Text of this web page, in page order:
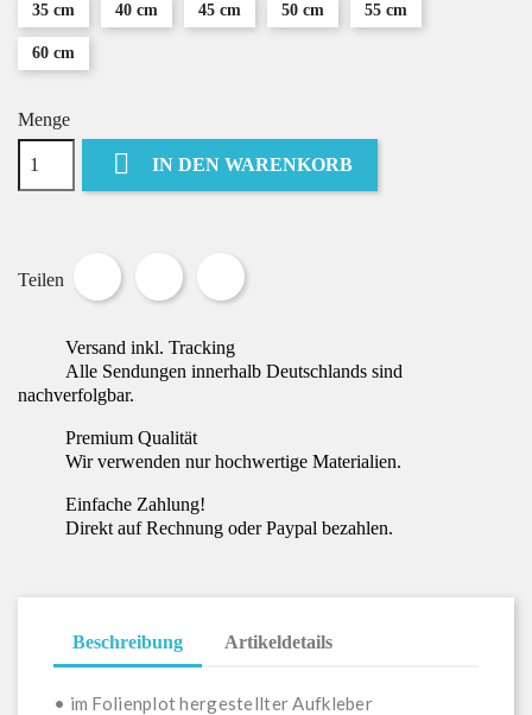
35 cm 40 cm 45 cm 50 cm 55 cm
60 cm
Menge
 IN DEN WARENKORB
Teilen
Versand inkl. Tracking
Alle Sendungen innerhalb Deutschlands sind
nachverfolgbar.
Premium Qualität
Wir verwenden nur hochwertige Materialien.
Einfache Zahlung!
Direkt auf Rechnung oder Paypal bezahlen.
Beschreibung Artikeldetails
• im Folienplot hergestellter Aufkleber